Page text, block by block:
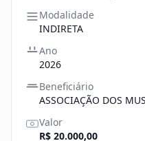
Modalidade
INDIRETA
Ano
2026
Beneficiário
ASSOCIAÇÃO DOS
Valor
R$ 20.000,00